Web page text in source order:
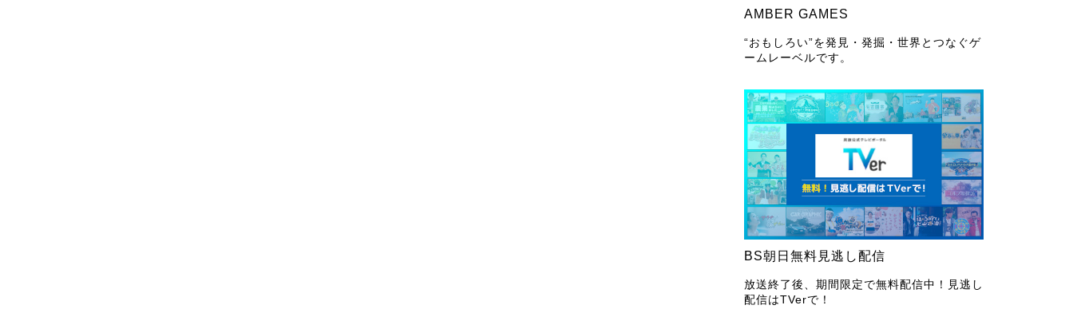
AMBER GAMES
“おもしろい”を発見・発掘・世界とつなぐゲ
ームレーベルです。
BS朝日無料見逃し配信
放送終了後、期間限定で無料配信中！見逃し
配信はTVerで！